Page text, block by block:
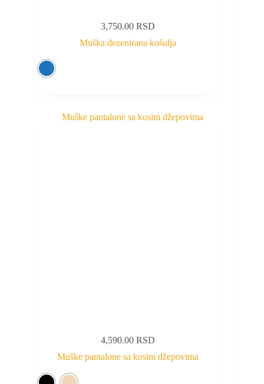
3,750.00RSD
Muška dezenirana košulja
4,590.00RSD
Muške pantalone sa kosim džepovima